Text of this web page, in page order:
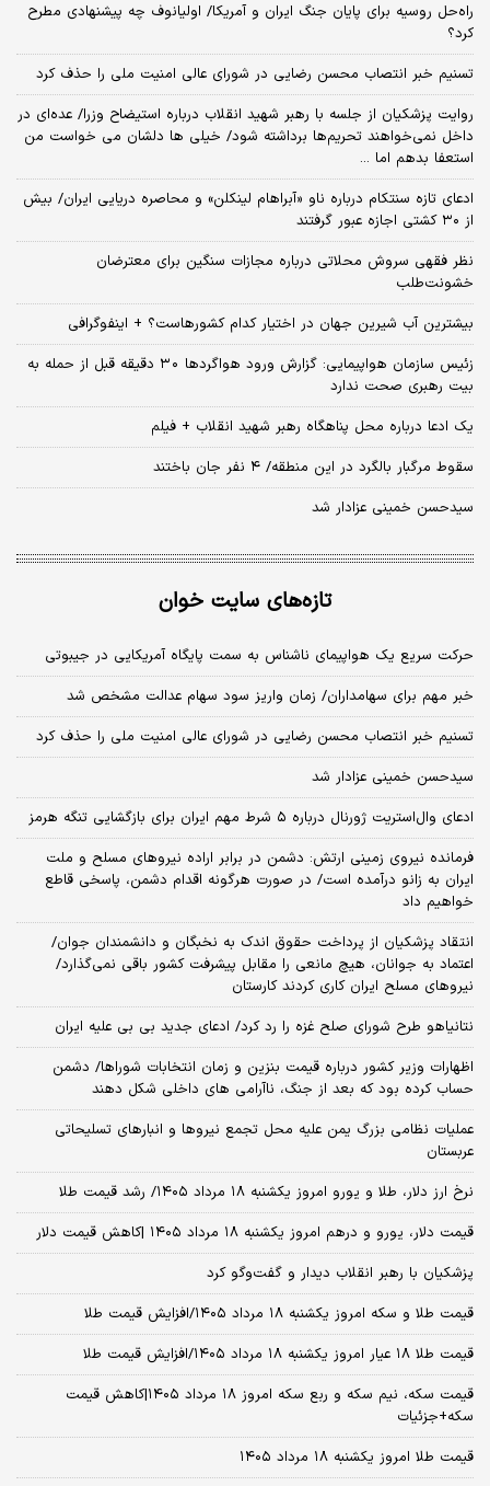
راه‌حل روسیه برای پایان جنگ ایران و آمریکا/ اولیانوف چه پیشنهادی مطرح
کرد؟
تسنیم خبر انتصاب محسن رضایی در شورای عالی امنیت ملی را حذف کرد
روایت پزشکیان از جلسه با رهبر شهید انقلاب درباره استیضاح وزرا/ عده‌ای در
داخل نمی‌خواهند تحریم‌ها برداشته شود/ خیلی ها دلشان می خواست من
استعفا بدهم اما ...
ادعای تازه سنتکام درباره ناو «آبراهام لینکلن» و محاصره دریایی ایران/ بیش
از ۳۰ کشتی اجازه عبور گرفتند
نظر فقهی سروش محلاتی درباره مجازات سنگین برای معترضان
خشونت‌طلب
بیشترین آب شیرین جهان در اختیار کدام کشورهاست؟ + اینفوگرافی
زئیس سازمان هواپیمایی: گزارش ورود هواگردها ٣٠ دقیقه قبل از حمله به
بیت رهبری صحت ندارد
یک ادعا درباره محل پناهگاه‌ رهبر شهید انقلاب + فیلم
سقوط مرگبار بالگرد در این منطقه/ ۴ نفر جان باختند
سیدحسن خمینی عزادار شد
تازه‌های سایت خوان
حرکت سریع یک هواپیمای ناشناس به سمت پایگاه آمریکایی در جیبوتی
خبر مهم برای سهامداران/ زمان واریز سود سهام عدالت مشخص شد
تسنیم خبر انتصاب محسن رضایی در شورای عالی امنیت ملی را حذف کرد
سیدحسن خمینی عزادار شد
ادعای وال‌استریت ژورنال درباره ۵ شرط مهم ایران برای بازگشایی تنگه هرمز
فرمانده نیروی زمینی ارتش: دشمن در برابر اراده نیروهای مسلح و ملت
ایران به زانو درآمده است/ در صورت هرگونه اقدام دشمن، پاسخی قاطع
خواهیم داد
انتقاد پزشکیان از پرداخت حقوق اندک به نخبگان و دانشمندان جوان/
اعتماد به جوانان، هیچ مانعی را مقابل پیشرفت کشور باقی نمی‌گذارد/
نیروهای مسلح ایران کاری کردند کارستان
نتانیاهو طرح شورای صلح غزه را رد کرد/ ادعای جدید بی بی علیه ایران
اظهارات وزیر کشور درباره قیمت بنزین و زمان انتخابات شوراها/ دشمن
حساب کرده بود که بعد از جنگ، ناآرامی‌ های داخلی شکل دهند
عملیات نظامی بزرگ یمن علیه محل تجمع نیروها و انبارهای تسلیحاتی
عربستان
نرخ ارز دلار، طلا و یورو امروز یکشنبه ۱۸ مرداد ۱۴۰۵/ رشد قیمت طلا
قیمت دلار، یورو و درهم امروز یکشنبه ۱۸ مرداد ۱۴۰۵ |کاهش قیمت دلار
پزشکیان با رهبر انقلاب دیدار و گفت‌وگو کرد
قیمت طلا و سکه امروز یکشنبه ۱۸ مرداد ۱۴۰۵/افزایش قیمت طلا
قیمت طلا ۱۸ عیار امروز یکشنبه ۱۸ مرداد ۱۴۰۵/افزایش قیمت طلا
قیمت سکه، نیم سکه و ربع سکه امروز ۱۸ مرداد ۱۴۰۵|کاهش قیمت
سکه+جزئیات
قیمت طلا امروز یکشنبه ۱۸ مرداد ۱۴۰۵